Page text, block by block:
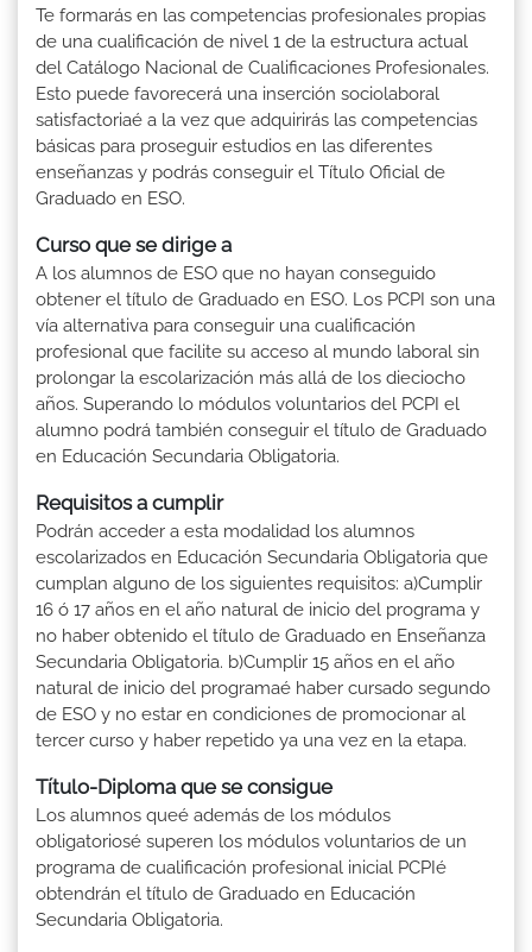
Te formarás en las competencias profesionales propias
de una cualificación de nivel 1 de la estructura actual
del Catálogo Nacional de Cualificaciones Profesionales.
Esto puede favorecerá una inserción sociolaboral
satisfactoriaé a la vez que adquirirás las competencias
básicas para proseguir estudios en las diferentes
enseñanzas y podrás conseguir el Título Oficial de
Graduado en ESO.
Curso que se dirige a
A los alumnos de ESO que no hayan conseguido
obtener el título de Graduado en ESO. Los PCPI son una
vía alternativa para conseguir una cualificación
profesional que facilite su acceso al mundo laboral sin
prolongar la escolarización más allá de los dieciocho
años. Superando lo módulos voluntarios del PCPI el
alumno podrá también conseguir el título de Graduado
en Educación Secundaria Obligatoria.
Requisitos a cumplir
Podrán acceder a esta modalidad los alumnos
escolarizados en Educación Secundaria Obligatoria que
cumplan alguno de los siguientes requisitos: a)Cumplir
16 ó 17 años en el año natural de inicio del programa y
no haber obtenido el título de Graduado en Enseñanza
Secundaria Obligatoria. b)Cumplir 15 años en el año
natural de inicio del programaé haber cursado segundo
de ESO y no estar en condiciones de promocionar al
tercer curso y haber repetido ya una vez en la etapa.
Título-Diploma que se consigue
Los alumnos queé además de los módulos
obligatoriosé superen los módulos voluntarios de un
programa de cualificación profesional inicial PCPIé
obtendrán el título de Graduado en Educación
Secundaria Obligatoria.